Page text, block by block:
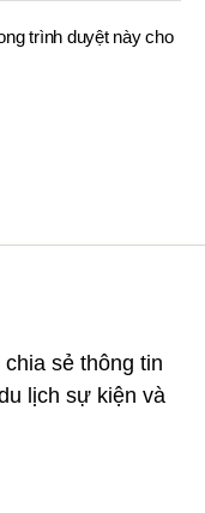
trình duyệt này cho
sẻ thông tin
lịch sự kiện và